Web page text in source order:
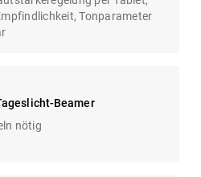
Tonparameter
Beamer
nötig